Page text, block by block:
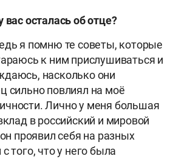
осталась об отце?
я помню те советы, которые
к ним прислушиваться и
насколько они
сильно повлиял на моё
Лично у меня большая
в российский и мировой
проявил себя на разных
того, что у него была